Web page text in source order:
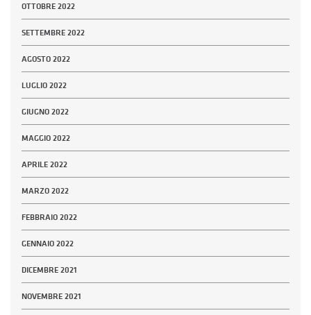
OTTOBRE 2022
SETTEMBRE 2022
AGOSTO 2022
LUGLIO 2022
GIUGNO 2022
MAGGIO 2022
APRILE 2022
MARZO 2022
FEBBRAIO 2022
GENNAIO 2022
DICEMBRE 2021
NOVEMBRE 2021